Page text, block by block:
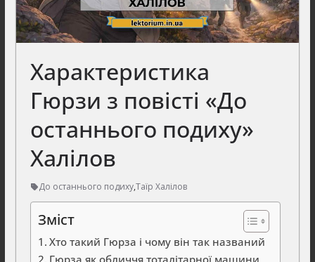
Характеристика
Гюрзи з повісті «До
останнього подиху»
Халілов
До останнього подиху,Таїр Халілов
Зміст
Хто такий Гюрза і чому він так названий
Гюрза як обличчя тоталітарної машини